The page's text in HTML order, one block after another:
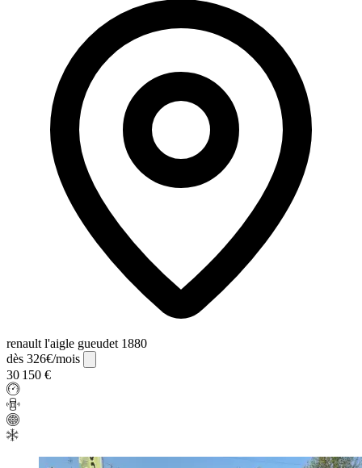
renault l'aigle gueudet 1880
dès 326€/mois
30 150 €